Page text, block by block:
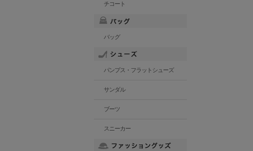
チコート
バッグ
パンプス・フラットシューズ
サンダル
ブーツ
スニーカー